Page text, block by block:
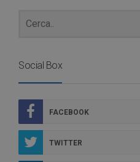
Social Box
FACEBOOK
TWITTER